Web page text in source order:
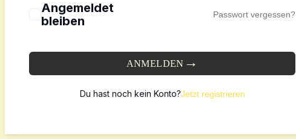
Angemeldet
bleiben
Passwort vergessen?
ANMELDEN
Du hast noch kein Konto?Jetzt registrieren